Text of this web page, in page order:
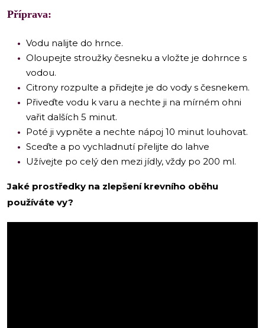
Příprava:
Vodu nalijte do hrnce.
Oloupejte stroužky česneku a vložte je dohrnce s
vodou.
Citrony rozpulte a přidejte je do vody s česnekem.
Přiveďte vodu k varu a nechte ji na mírném ohni
vařit dalších 5 minut.
Poté ji vypněte a nechte nápoj 10 minut louhovat.
Sceďte a po vychladnutí přelijte do lahve
Užívejte po celý den mezi jídly, vždy po 200 ml.
Jaké prostředky na zlepšení krevního oběhu
používáte vy?